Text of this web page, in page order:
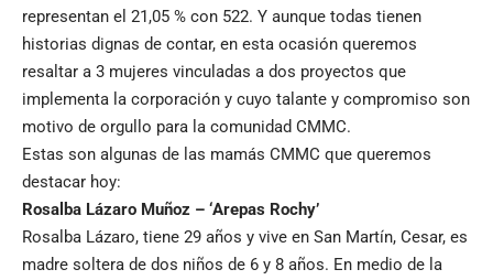
representan el 21,05 % con 522. Y aunque todas tienen
historias dignas de contar, en esta ocasión queremos
resaltar a 3 mujeres vinculadas a dos proyectos que
implementa la corporación y cuyo talante y compromiso son
motivo de orgullo para la comunidad CMMC.
Estas son algunas de las mamás CMMC que queremos
destacar hoy:
Rosalba Lázaro Muñoz – ‘Arepas Rochy’
Rosalba Lázaro, tiene 29 años y vive en San Martín, Cesar, es
madre soltera de dos niños de 6 y 8 años. En medio de la